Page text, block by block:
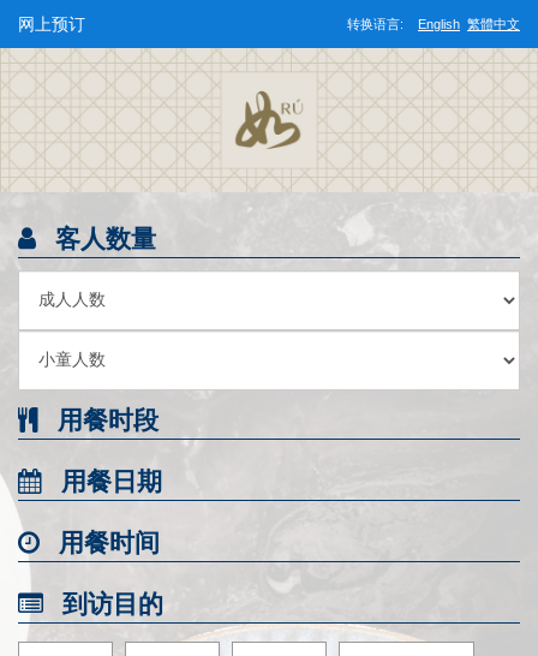
网上预订 转换语言: English 繁體中文
客人数量
用餐时段
用餐日期
用餐时间
到访目的